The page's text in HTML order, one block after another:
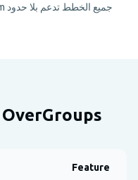
جميع الخطط تدعم بلا حدود Telegram مجموعات لكل حساب.
OverGroups مقابل Metricgram
Feature